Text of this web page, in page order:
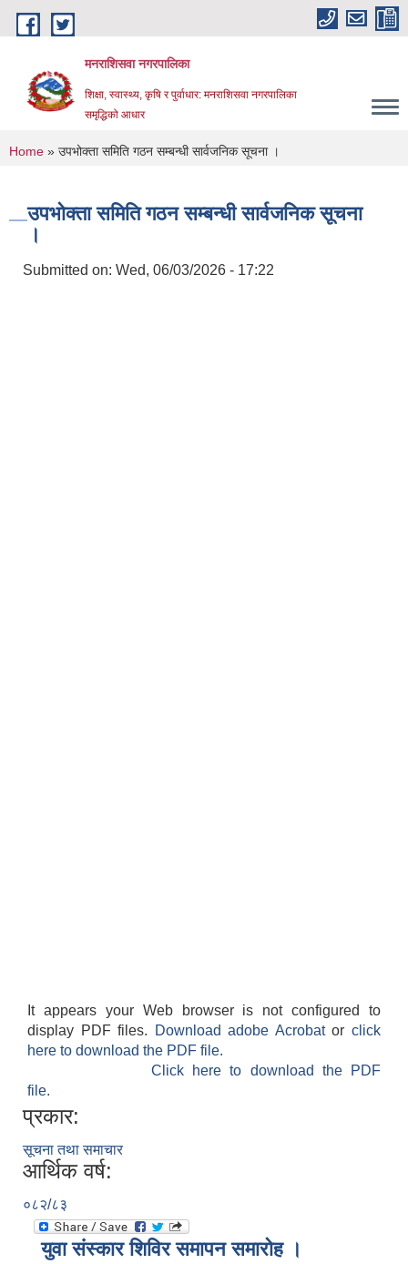
Skip to main content
मनराशिसवा नगरपालिका
शिक्षा, स्वास्थ्य, कृषि र पुर्वाधार: मनराशिसवा नगरपालिका
समृद्धिको आधार
You are here
Home » उपभोक्ता समिति गठन सम्बन्धी सार्वजनिक सूचना ।
उपभोक्ता समिति गठन सम्बन्धी सार्वजनिक सूचना
।
Submitted on: Wed, 06/03/2026 - 17:22
It appears your Web browser is not configured to
display PDF files.
Download adobe Acrobatorclick
here to download the PDF file.
Click here to download the PDF
file.
प्रकार:
सूचना तथा समाचार
आर्थिक वर्ष:
०८२/८३
युवा संस्कार शिविर समापन समारोह ।